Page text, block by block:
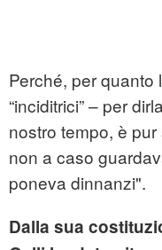
Perché, per quanto
“inciditrici” – per
nostro tempo, è
non a caso
poneva dinnanzi".
Dalla sua